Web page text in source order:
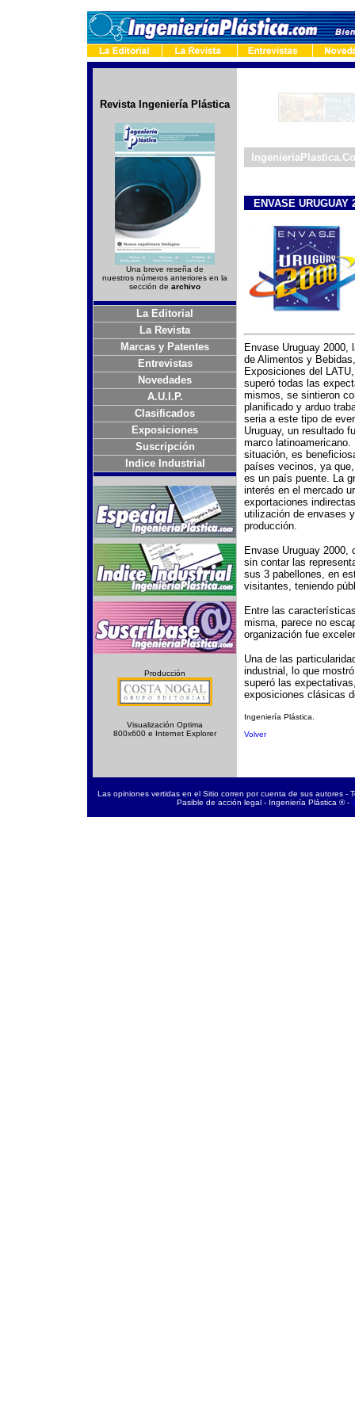
Revista Ingeniería Plástica
Una breve reseña de
nuestros números anteriores en la
sección de archivo
La Editorial
La Revista
Marcas y Patentes
Entrevistas
Novedades
A.U.I.P.
Clasificados
Exposiciones
Suscripción
Indice Industrial
Producción
Visualización Optima
800x600 e Internet Explorer
ENVASE URUGUAY
Envase Uruguay 2000,
de Alimentos y
Exposiciones del
superó todas las
mismos, se sintieron
planificado y arduo
seria a este tipo de
Uruguay, un resultado
marco
situación, es
países vecinos, ya
es un país puente. La
interés en el mercado
exportaciones
utilización de envases
producción.
Envase Uruguay
sin contar las
sus 3 pabellones, en
visitantes, teniendo
Entre las
misma, parece no
organización fue
Una de las
industrial, lo que
superó las
exposiciones clásicas
Ingeniería Plástica.
Volver
Las opiniones vertidas en el Sitio corren por cuenta de sus autores -
Pasible de acción legal - Ingeniería Plástica ® -